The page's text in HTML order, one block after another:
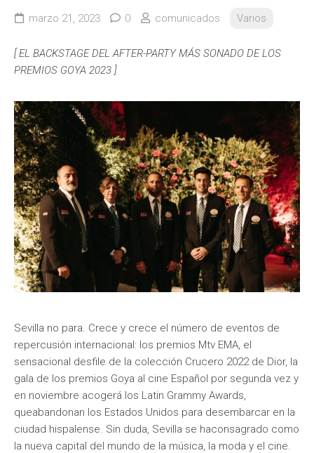
marzo 21, 2023 0 comunicados Varios
[ EL BACKSTAGE DEL AFTER-PARTY MÁS SONADO DE LOS
PREMIOS GOYA 2023 ]
Sevilla no para. Crece y crece el número de eventos de
repercusión internacional: los premios Mtv EMA, el
sensacional desfile de la colección Crucero 2022 de Dior, la
gala de los premios Goya al cine Español por segunda vez y
en noviembre acogerá los Latin Grammy Awards,
queabandonan los Estados Unidos para desembarcar en la
ciudad hispalense. Sin duda, Sevilla se haconsagrado como
la nueva capital del mundo de la música, la moda y el cine.